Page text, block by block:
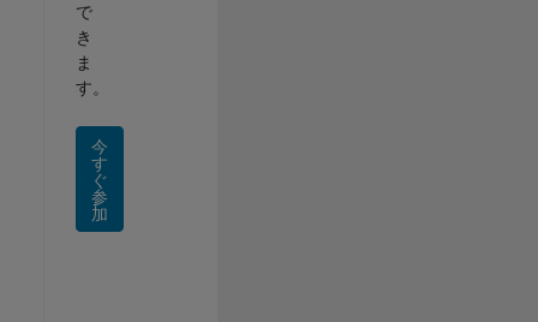
で
き
ま
す。
今
す
ぐ
参
加